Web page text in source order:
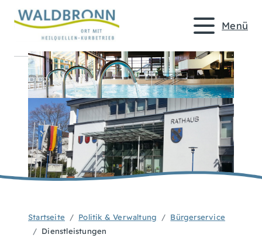
Menü
Startseite Politik & Verwaltung
Bürgerservice
Dienstleistungen